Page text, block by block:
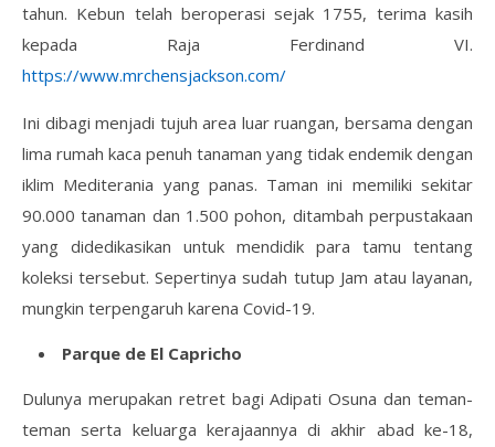
tahun. Kebun telah beroperasi sejak 1755, terima kasih
kepada Raja Ferdinand VI.
https://www.mrchensjackson.com/
Ini dibagi menjadi tujuh area luar ruangan, bersama dengan
lima rumah kaca penuh tanaman yang tidak endemik dengan
iklim Mediterania yang panas. Taman ini memiliki sekitar
90.000 tanaman dan 1.500 pohon, ditambah perpustakaan
yang didedikasikan untuk mendidik para tamu tentang
koleksi tersebut. Sepertinya sudah tutup Jam atau layanan,
mungkin terpengaruh karena Covid-19.
Parque de El Capricho
Dulunya merupakan retret bagi Adipati Osuna dan teman-
teman serta keluarga kerajaannya di akhir abad ke-18,